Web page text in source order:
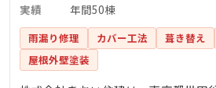
実績
年間50棟
雨漏り修理 カバー工法 葺き替え
屋根外壁塗装